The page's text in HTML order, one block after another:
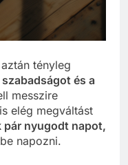
tényleg
és a
messzire
elég megváltást
nyugodt napot,
napozni.